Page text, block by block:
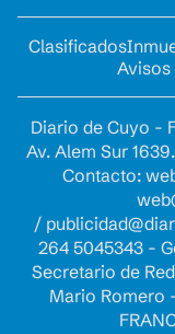
Clasificados
Avisos
Diario de Cuyo -
Av. Alem Sur
Contacto:
/
264 5045343 -
Secretario de
Mario Romero